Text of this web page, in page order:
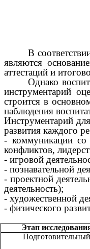
В
являются
аттестаций и
Однако
инструментарий
строится в
наблюдения
Инструментарий
развития каждого
- коммуникации со
конфликтов,
- игровой
- познавательной
- проектной
деятельность);
- художественной
- физического
Этап
Подготовительный